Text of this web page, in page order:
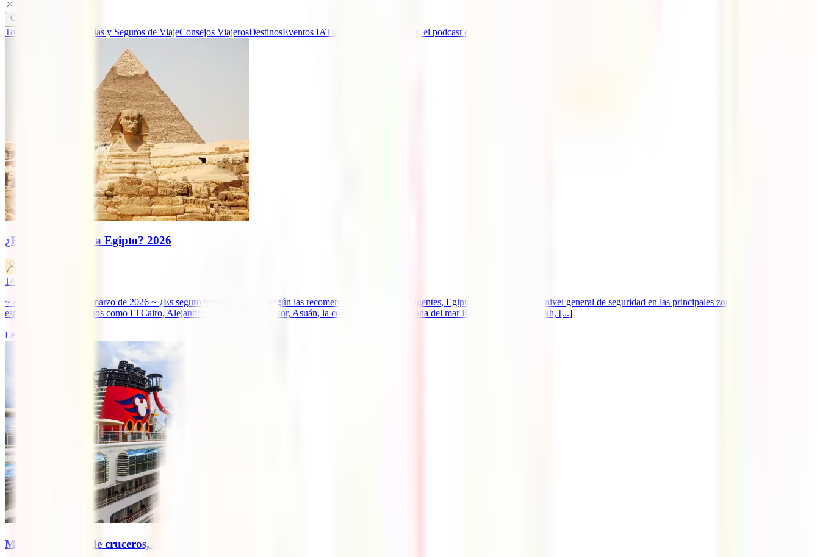
Todas las categorías Guías y Seguros de ViajeConsejos ViajerosDestinosEventos IATI La Aventura de Viajar, el podcast de IATI
¿Es seguro viajar a Egipto? 2026
14
~ Actualizado a 27 de marzo de 2026 ~ ¿Es seguro viajar a Egipto? Según las recomendaciones oficiales vigentes, Egipto mantiene un buen nivel general de seguridad en las principales zonas turísticas,
especialmente en destinos como El Cairo, Alejandría y El Alamein, Luxor, Asuán, la costa continental africana del mar Rojo y Sharm el Sheikh, [...]
Leer más
Mejores destinos de cruceros, embárcate al paraíso